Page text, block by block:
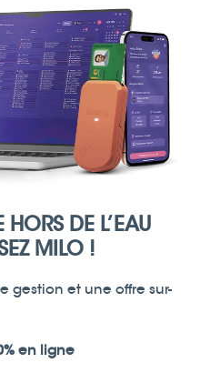
HORS DE L’EAU
MILO !
gestion et une offre sur-
en ligne